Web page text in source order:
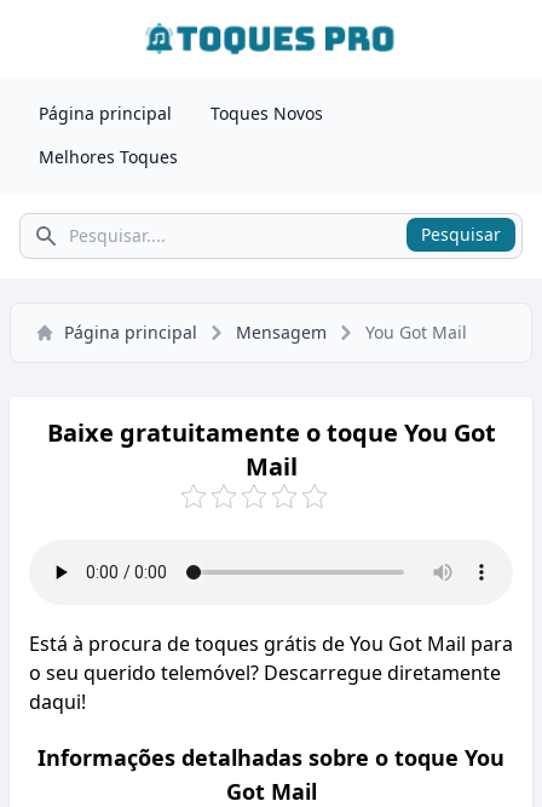
Página principal
Toques Novos
Melhores Toques
Pesquisar Pesquisar
Página principal Mensagem You Got Mail
Baixe gratuitamente o toque You Got
Mail
Está à procura de toques grátis de You Got Mail para
o seu querido telemóvel? Descarregue diretamente
daqui!
Informações detalhadas sobre o toque You
Got Mail